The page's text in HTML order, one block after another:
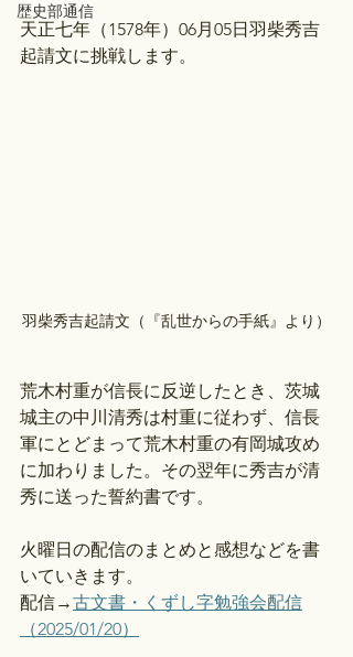
歴史部通信
天正七年（1578年）06月05日羽柴秀吉
起請文に挑戦します。
羽柴秀吉起請文（『乱世からの手紙』より）
荒木村重が信長に反逆したとき、茨城
城主の中川清秀は村重に従わず、信長
軍にとどまって荒木村重の有岡城攻め
に加わりました。その翌年に秀吉が清
秀に送った誓約書です。
火曜日の配信のまとめと感想などを書
いていきます。
配信→古文書・くずし字勉強会配信
（2025/01/20）